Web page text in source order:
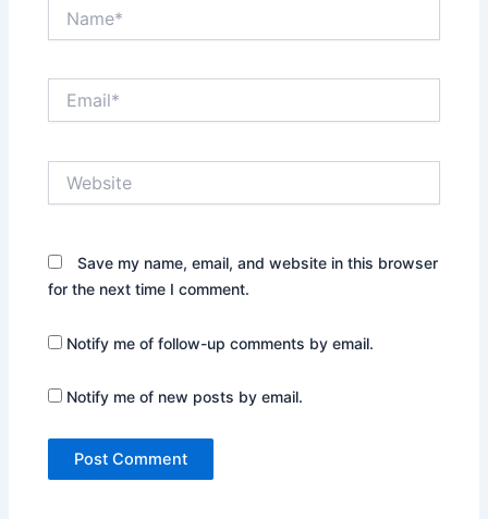
Save my name, email, and website in this browser
for the next time I comment.
Notify me of follow-up comments by email.
Notify me of new posts by email.